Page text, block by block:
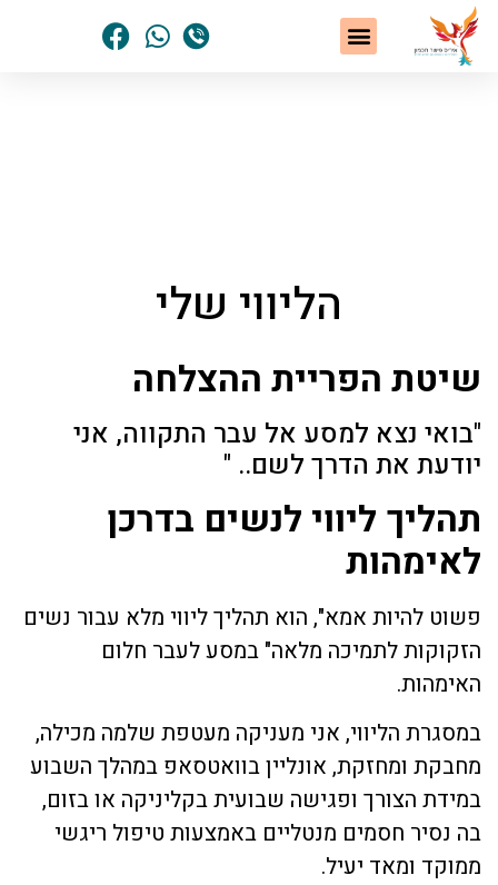
הליווי שלי
שיטת הפריית ההצלחה
"בואי נצא למסע אל עבר התקווה, אני
יודעת את הדרך לשם.. "​
תהליך ליווי לנשים בדרכן
לאימהות
פשוט להיות אמא", הוא תהליך ליווי מלא עבור נשים
הזקוקות לתמיכה מלאה" במסע לעבר חלום
האימהות.
במסגרת הליווי, אני מעניקה מעטפת שלמה מכילה,
מחבקת ומחזקת, אונליין בוואטסאפ במהלך השבוע
במידת הצורך ופגישה שבועית בקליניקה או בזום,
בה נסיר חסמים מנטליים באמצעות טיפול ריגשי
ממוקד ומאד יעיל.